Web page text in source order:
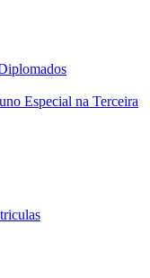
Especial na Terceira